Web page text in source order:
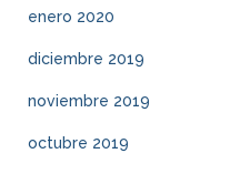
enero 2020
diciembre 2019
noviembre 2019
octubre 2019